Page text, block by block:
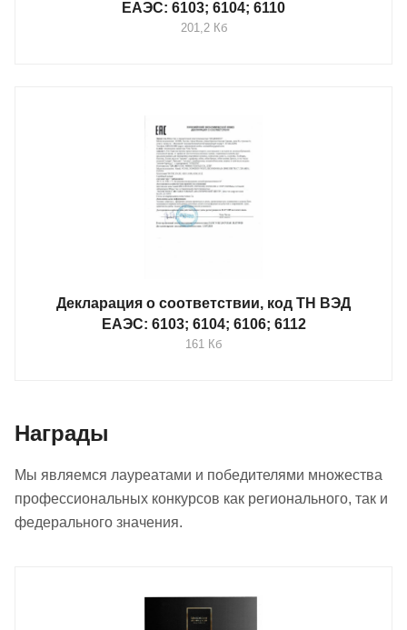
ЕАЭС: 6103; 6104; 6110
201,2 Кб
Декларация о соответствии, код ТН ВЭД
ЕАЭС: 6103; 6104; 6106; 6112
161 Кб
Награды
Мы являемся лауреатами и победителями множества
профессиональных конкурсов как регионального, так и
федерального значения.